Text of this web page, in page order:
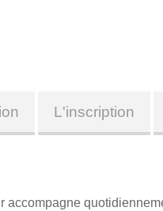
L'inscription
accompagne